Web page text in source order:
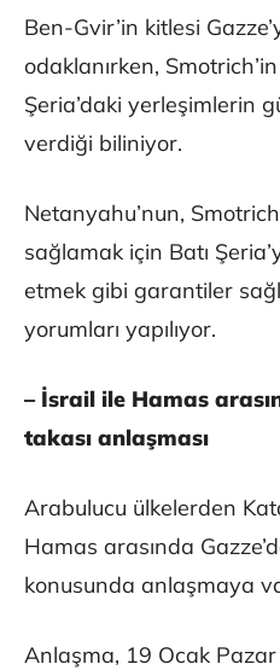
Ben-Gvir’in kitlesi
odaklanırken,
Şeria’daki yerleşimlerin
verdiği biliniyor.
Netanyahu’nun,
sağlamak için Batı
etmek gibi garantiler
yorumları yapılıyor.
– İsrail ile Hamas
takası anlaşması
Arabulucu ülkelerden
Hamas arasında
konusunda anlaşmaya
Anlaşma, 19 Ocak